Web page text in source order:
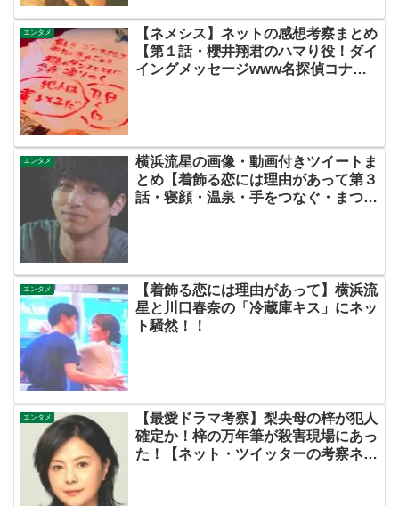
エンタメ
【ネメシス】ネットの感想考察まとめ
【第１話・櫻井翔君のハマり役！ダイ
イングメッセージwww名探偵コナ
エンタメ
横浜流星の画像・動画付きツイートま
とめ【着飾る恋には理由があって第３
話・寝顔・温泉・手をつなぐ・まつ毛
エンタメ
【着飾る恋には理由があって】横浜流
星と川口春奈の「冷蔵庫キス」にネッ
ト騒然！！
エンタメ
【最愛ドラマ考察】梨央母の梓が犯人
確定か！梓の万年筆が殺害現場にあっ
た！【ネット・ツイッターの考察ネタ